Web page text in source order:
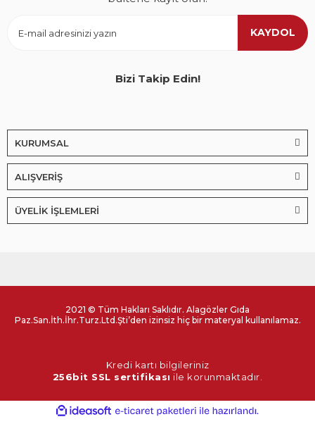
KAYDOL
Bizi Takip Edin!
KURUMSAL
ALIŞVERİŞ
ÜYELİK İŞLEMLERİ
2021 © Tüm Hakları Saklıdır. Alagözler Gıda
Paz.San.İth.İhr.Turz.Ltd.Şti’den izinsiz hiç bir materyal kullanılamaz.
Kredi kartı bilgileriniz
256bit SSL sertifikası ile korunmaktadır.
ideasoft
e-